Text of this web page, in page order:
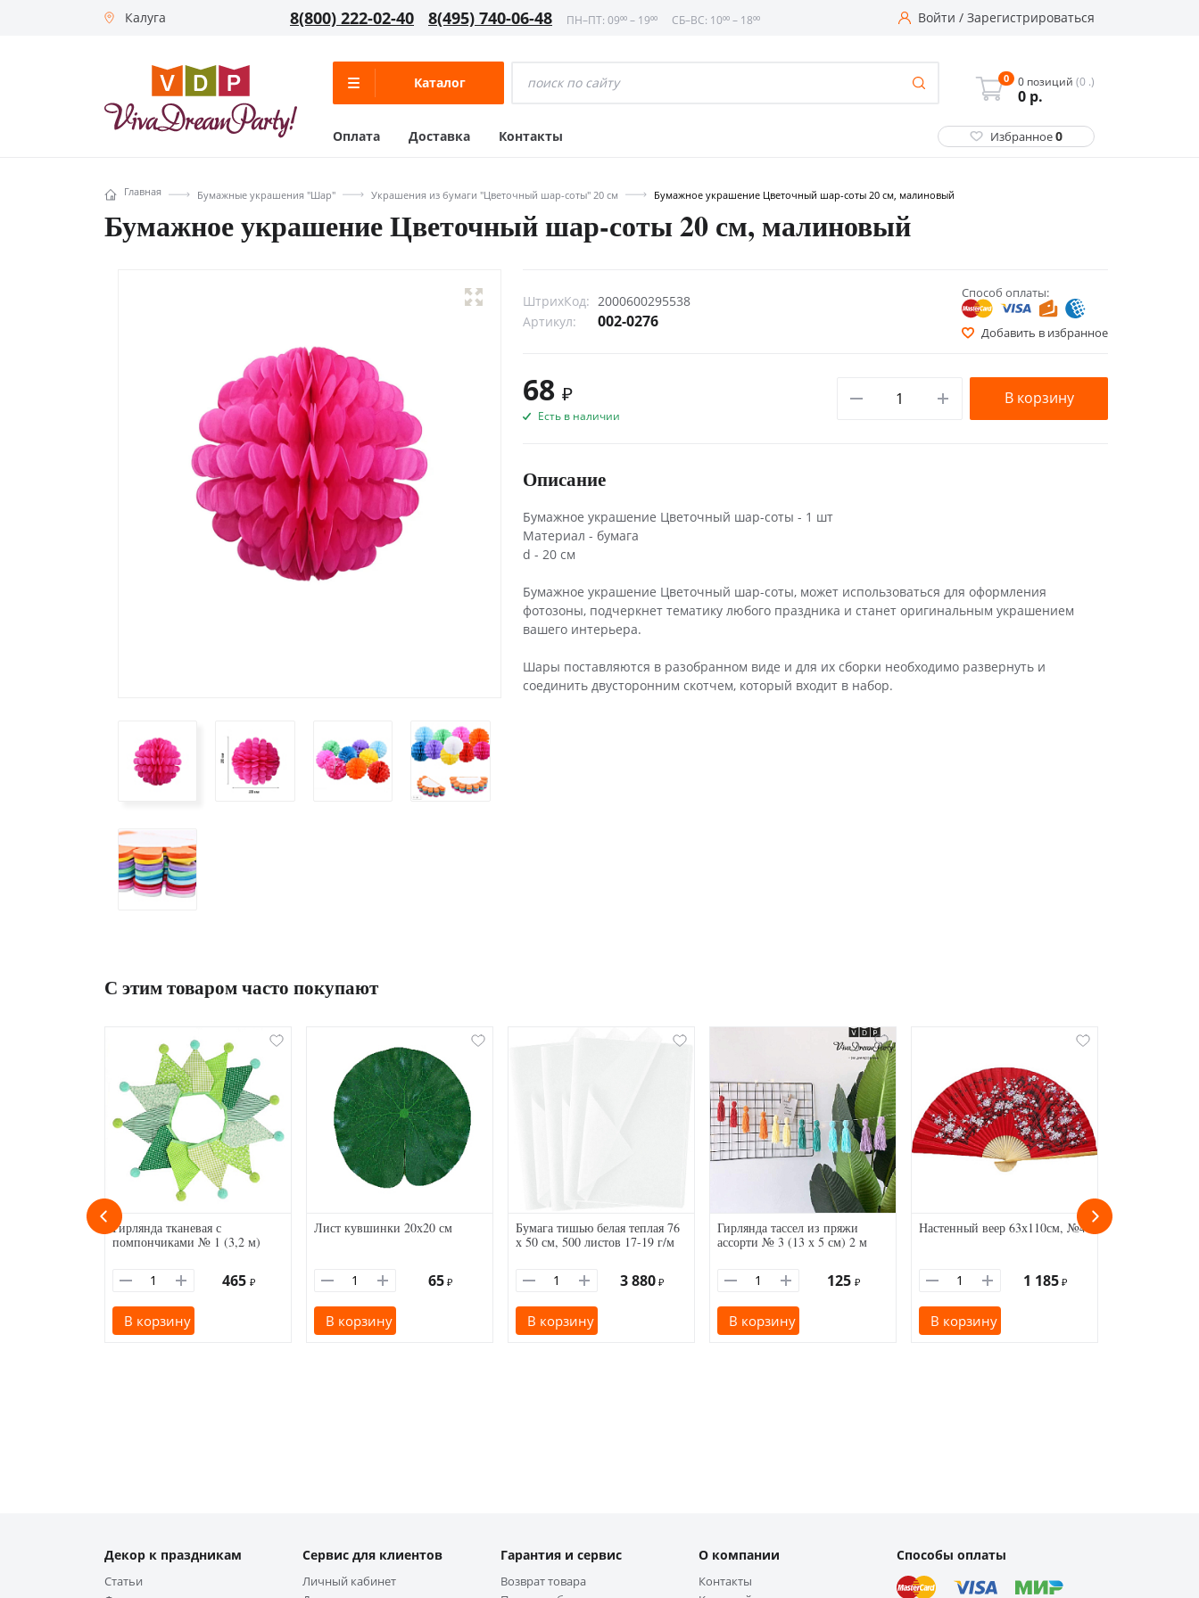
Калуга 8(800) 222-02-40 8(495) 740-06-48 ПН–ПТ: 09⁰⁰ – 19⁰⁰ СБ–ВС: 10⁰⁰ – 18⁰⁰ Войти / Зарегистрироваться
Каталог 0 0 позиций (0 .)
0 р.
Оплата Доставка Контакты Избранное0
Главная Бумажные украшения "Шар" Украшения из бумаги "Цветочный шар-соты" 20 см Бумажное украшение Цветочный шар-соты 20 см, малиновый
Бумажное украшение Цветочный шар-соты 20 см, малиновый
ШтрихКод: 2000600295538
Артикул:
002-0276
Способ оплаты:
Добавить в избранное
68 ₽
Есть в наличии
В корзину
Описание
Бумажное украшение Цветочный шар-соты - 1 шт
Материал - бумага
d - 20 см
Бумажное украшение Цветочный шар-соты, может использоваться для оформления
фотозоны, подчеркнет тематику любого праздника и станет оригинальным украшением
вашего интерьера.
Шары поставляются в разобранном виде и для их сборки необходимо развернуть и
соединить двусторонним скотчем, который входит в набор.
С этим товаром часто покупают
Гирлянда тканевая с
помпончиками № 1 (3,2 м)
465 ₽
В корзину
Лист кувшинки 20х20 см
65 ₽
В корзину
Бумага тишью белая теплая 76
х 50 см, 500 листов 17-19 г/м
3 880 ₽
В корзину
Гирлянда тассел из пряжи
ассорти № 3 (13 х 5 см) 2 м
125 ₽
В корзину
Настенный веер 63х110см, №4
1 185 ₽
В корзину
Декор к праздникам
Статьи
Сервис для клиентов
Личный кабинет
Гарантия и сервис
Возврат товара
О компании
Контакты
Способы оплаты